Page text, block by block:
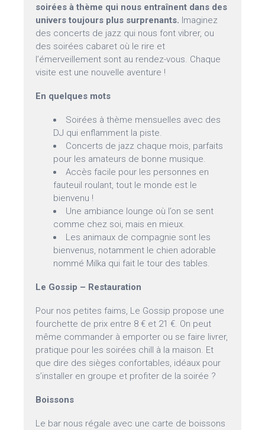
soirées à thème qui nous entraînent dans des
univers toujours plus surprenants. Imaginez
des concerts de jazz qui nous font vibrer, ou
des soirées cabaret où le rire et
l’émerveillement sont au rendez-vous. Chaque
visite est une nouvelle aventure !
En quelques mots
Soirées à thème mensuelles avec des
DJ qui enflamment la piste.
Concerts de jazz chaque mois, parfaits
pour les amateurs de bonne musique.
Accès facile pour les personnes en
fauteuil roulant, tout le monde est le
bienvenu !
Une ambiance lounge où l’on se sent
comme chez soi, mais en mieux.
Les animaux de compagnie sont les
bienvenus, notamment le chien adorable
nommé Milka qui fait le tour des tables.
Le Gossip – Restauration
Pour nos petites faims, Le Gossip propose une
fourchette de prix entre 8 € et 21 €. On peut
même commander à emporter ou se faire livrer,
pratique pour les soirées chill à la maison. Et
que dire des sièges confortables, idéaux pour
s’installer en groupe et profiter de la soirée ?
Boissons
Le bar nous régale avec une carte de boissons